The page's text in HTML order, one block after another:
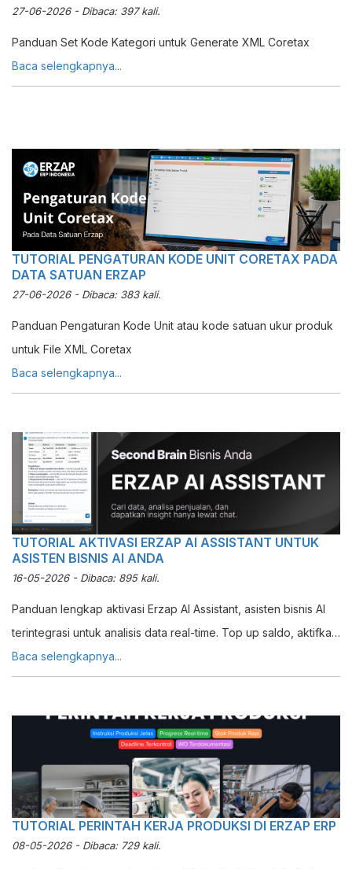
27-06-2026 - Dibaca: 397 kali.
Panduan Set Kode Kategori untuk Generate XML Coretax
Baca selengkapnya...
TUTORIAL PENGATURAN KODE UNIT CORETAX PADA
DATA SATUAN ERZAP
27-06-2026 - Dibaca: 383 kali.
Panduan Pengaturan Kode Unit atau kode satuan ukur produk
untuk File XML Coretax
Baca selengkapnya...
TUTORIAL AKTIVASI ERZAP AI ASSISTANT UNTUK
ASISTEN BISNIS AI ANDA
16-05-2026 - Dibaca: 895 kali.
Panduan lengkap aktivasi Erzap AI Assistant, asisten bisnis AI
terintegrasi untuk analisis data real-time. Top up saldo, aktifkan
akses user, dan mulai berkonsultasi dengan AI.
Baca selengkapnya...
TUTORIAL PERINTAH KERJA PRODUKSI DI ERZAP ERP
08-05-2026 - Dibaca: 729 kali.